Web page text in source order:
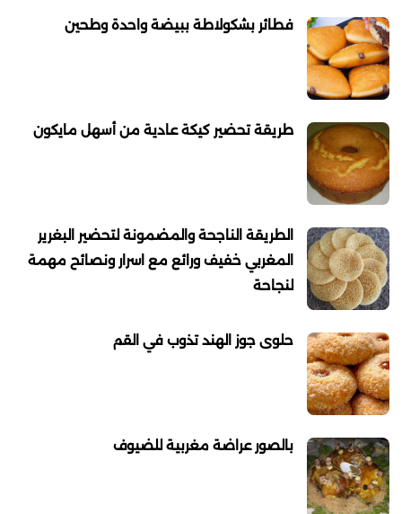
فطائر بشكولاطة ببيضة واحدة وطحين
طريقة تحضير كيكة عادية من أسهل مايكون
الطريقة الناجحة والمضمونة لتحضير البغرير
المغربي خفيف ورائع مع اسرار ونصائح مهمة
لنجاحة
حلوى جوز الهند تذوب في القم
بالصور عراضة مغربية للضيوف